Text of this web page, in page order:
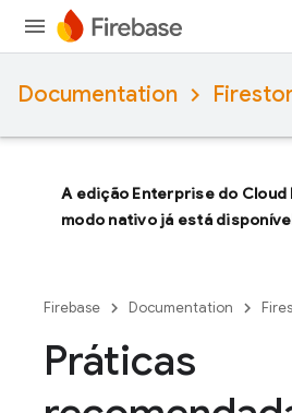
Documentation
A edição Enterprise do
modo nativo já está
Firebase Documentation
Práticas